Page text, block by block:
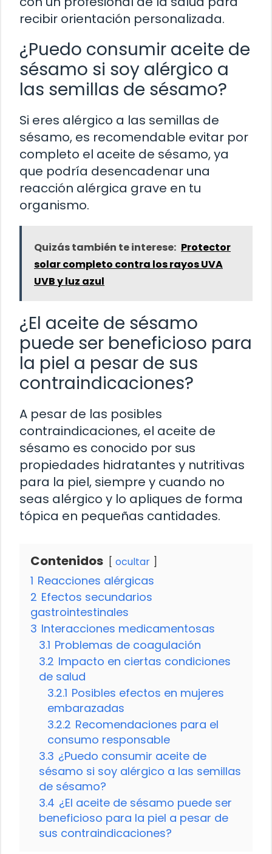
recibir orientación personalizada.
¿Puedo consumir aceite de
sésamo si soy alérgico a
las semillas de sésamo?
Si eres alérgico a las semillas de
sésamo, es recomendable evitar por
completo el aceite de sésamo, ya
que podría desencadenar una
reacción alérgica grave en tu
organismo.
Quizás también te interese: Protector
solar completo contra los rayos UVA
UVB y luz azul
¿El aceite de sésamo
puede ser beneficioso para
la piel a pesar de sus
contraindicaciones?
A pesar de las posibles
contraindicaciones, el aceite de
sésamo es conocido por sus
propiedades hidratantes y nutritivas
para la piel, siempre y cuando no
seas alérgico y lo apliques de forma
tópica en pequeñas cantidades.
Contenidos ocultar
1 Reacciones alérgicas
2 Efectos secundarios
gastrointestinales
3 Interacciones medicamentosas
3.1 Problemas de coagulación
3.2 Impacto en ciertas condiciones
de salud
3.2.1 Posibles efectos en mujeres
embarazadas
3.2.2 Recomendaciones para el
consumo responsable
3.3 ¿Puedo consumir aceite de
sésamo si soy alérgico a las semillas
de sésamo?
3.4 ¿El aceite de sésamo puede ser
beneficioso para la piel a pesar de
sus contraindicaciones?